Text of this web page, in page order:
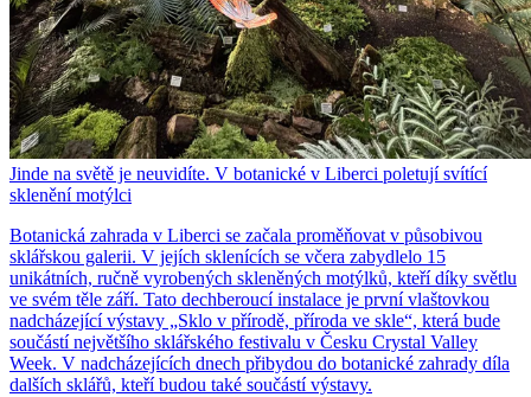
Jinde na světě je neuvidíte. V botanické v Liberci poletují svítící
sklenění motýlci
Botanická zahrada v Liberci se začala proměňovat v působivou
sklářskou galerii. V jejích sklenících se včera zabydlelo 15
unikátních, ručně vyrobených skleněných motýlků, kteří díky světlu
ve svém těle září. Tato dechberoucí instalace je první vlaštovkou
nadcházející výstavy „Sklo v přírodě, příroda ve skle“, která bude
součástí největšího sklářského festivalu v Česku Crystal Valley
Week. V nadcházejících dnech přibydou do botanické zahrady díla
dalších sklářů, kteří budou také součástí výstavy.